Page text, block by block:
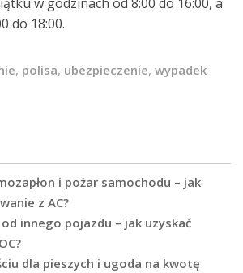
do 18:00.
, polisa, ubezpieczenie, wypadek
i pożar samochodu – jak
z AC?
innego pojazdu – jak uzyskać
dla pieszych i ugoda na kwotę